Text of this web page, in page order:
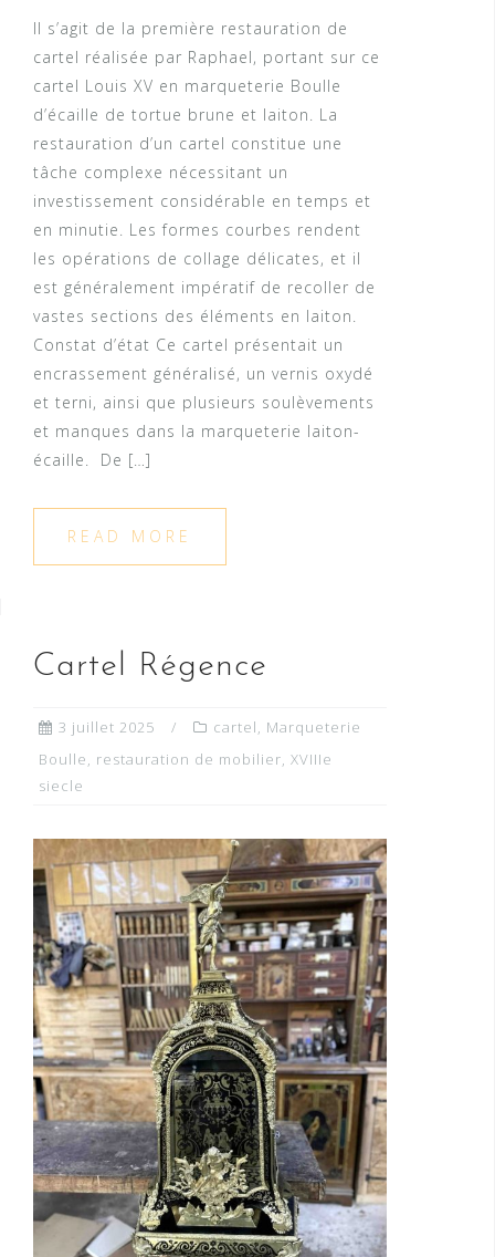
Il s’agit de la première restauration de
cartel réalisée par Raphael, portant sur ce
cartel Louis XV en marqueterie Boulle
d’écaille de tortue brune et laiton. La
restauration d’un cartel constitue une
tâche complexe nécessitant un
investissement considérable en temps et
en minutie. Les formes courbes rendent
les opérations de collage délicates, et il
est généralement impératif de recoller de
vastes sections des éléments en laiton.
Constat d’état Ce cartel présentait un
encrassement généralisé, un vernis oxydé
et terni, ainsi que plusieurs soulèvements
et manques dans la marqueterie laiton-
écaille. De […]
READ MORE
Cartel Régence
3 juillet 2025 cartel, Marqueterie
Boulle, restauration de mobilier, XVIIIe
siecle